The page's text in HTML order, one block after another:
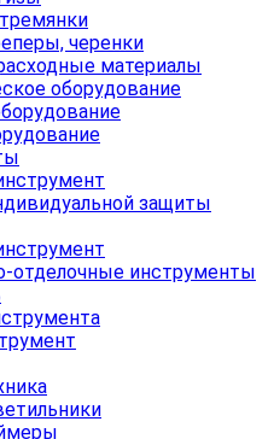
черенки
материалы
оборудование
защиты
отделочные инструменты